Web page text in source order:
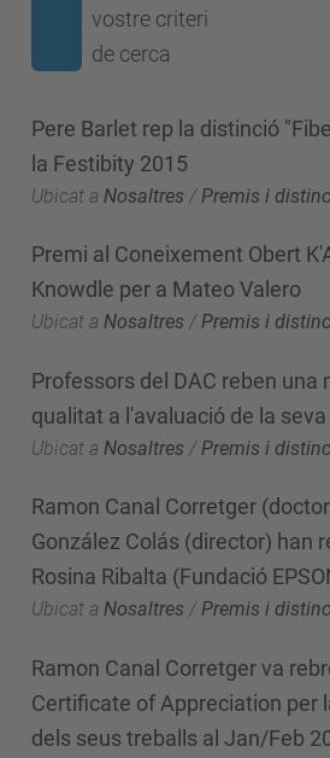
vostre criteri
de cerca
Pere Barlet rep la distinció
la Festibity 2015
Ubicat a Nosaltres / Premis i
Premi al Coneixement Obert
Knowdle per a Mateo Valero
Ubicat a Nosaltres /Premis i
Professors del DAC reben una
qualitat a l'avaluació de la
Ubicat a Nosaltres / Premis i
Ramon Canal Corretger
González Colás (director) han
Rosina Ribalta (Fundació
Ubicat a Nosaltres /Premis i
Ramon Canal Corretger va
Certificate of Appreciation per
dels seus treballs al Jan/Feb